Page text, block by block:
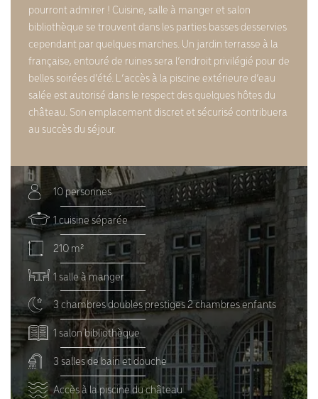
pourront admirer ! Cuisine, salle à manger et salon
bibliothèque se trouvent dans les parties basses desservies
cependant par quelques marches. Un jardin terrasse à la
française, entouré de ruines sera l’endroit privilégié pour de
belles soirées d’été. L’accès à la piscine extérieure d’eau
salée est autorisé dans le respect des quelques hôtes du
château. Son emplacement discret et sécurisé contribuera
au succès du séjour.
10 personnes
1 cuisine séparée
210 m²
1 salle à manger
3 chambres doubles prestiges 2 chambres enfants
1 salon bibliothèque
3 salles de bain et douche
Accès à la piscine du château